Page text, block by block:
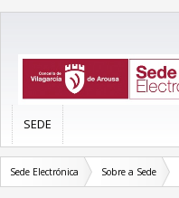
SEDE
Sede Electrónica Sobre a Sede